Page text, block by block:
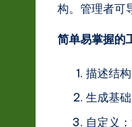
构。管理者可
简单易掌握的
描述结
生成基
自定义